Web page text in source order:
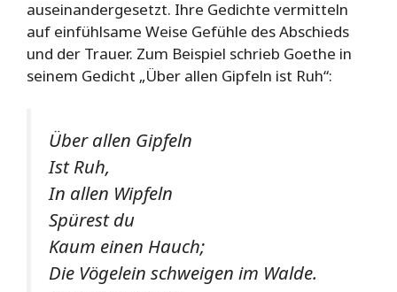
auseinandergesetzt. Ihre Gedichte vermitteln
auf einfühlsame Weise Gefühle des Abschieds
und der Trauer. Zum Beispiel schrieb Goethe in
seinem Gedicht „Über allen Gipfeln ist Ruh“:
Über allen Gipfeln
Ist Ruh,
In allen Wipfeln
Spürest du
Kaum einen Hauch;
Die Vögelein schweigen im Walde.